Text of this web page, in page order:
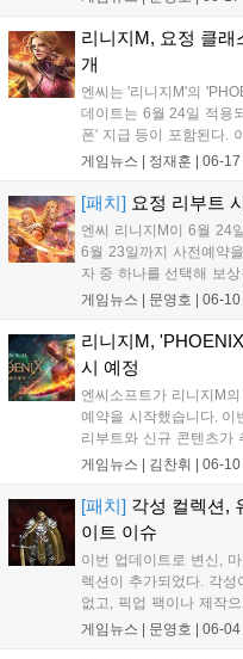
만들 수 있으며, 주차별
장신구를 만들 수 있다....
리니지M, 요정 클래
개
엔씨는 '리니지M'의
데이트는 6월 24일 적용
폰' 지급 등이 포함된다.
신규 스킬 '피닉스'와 '사
게임뉴스 | 정재훈 06-17
[패치] 요정 리부트
엔씨 리니지M이 6월 24
6월 23일까지 사전예약
자 중 하나를 선택해 보
합성을 위한 영웅, 전설
게임뉴스 | 문영호 06-10
리니지M,
시 예정
엔씨소프트가 리니지M
예약을 시작했습니다. 이
리부트와 신규 콘텐츠가
8일까지 TJ 쿠폰 2종을
되었으니 공식 홈페이지
게임뉴스 | 김찬휘 06-10
[패치] 각성 컬렉션,
이트 이슈
이번 업데이트로 변신,
렉션이 추가되었다. 각
없고, 픽업 팩이나 제작
단 장비와 컬렉션 장비
게임뉴스 | 문영호 06-04